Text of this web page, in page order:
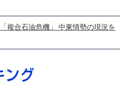
複合石油危機」 中東情勢の現況を